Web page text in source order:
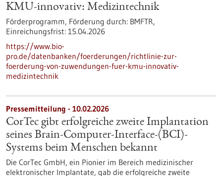
KMU-innovativ: Medizintechnik
Förderprogramm, Förderung durch: BMFTR,
Einreichungsfrist: 15.04.2026
https://www.bio-
pro.de/datenbanken/foerderungen/richtlinie-zur-
foerderung-von-zuwendungen-fuer-kmu-innovativ-
medizintechnik
Pressemitteilung - 10.02.2026
CorTec gibt erfolgreiche zweite Implantation
seines Brain-Computer-Interface-(BCI)-
Systems beim Menschen bekannt
Die CorTec GmbH, ein Pionier im Bereich medizinischer
elektronischer Implantate, gab die erfolgreiche zweite